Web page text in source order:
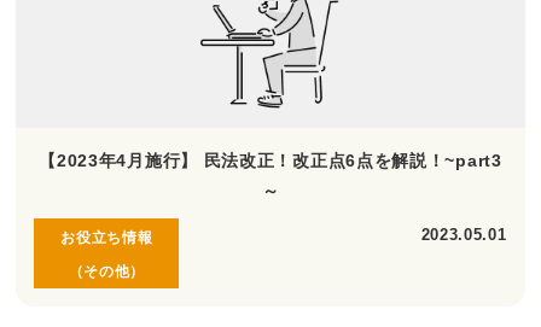
【2023年4月施行】 民法改正！改正点6点を解説！~part3
～
お役立ち情報
（その他）
2023.05.01